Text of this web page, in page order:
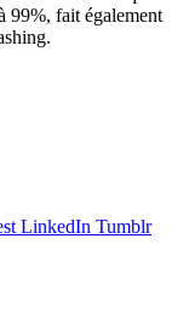
99%, fait également
LinkedIn Tumblr